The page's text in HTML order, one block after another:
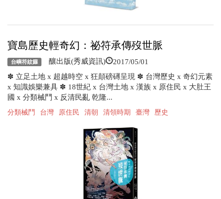
寶島歷史輕奇幻：祕符承傳歿世脈
台嶼符紋籙 釀出版(秀威資訊) 2017/05/01
✽ 立足土地 x 超越時空 x 狂顛磅礡呈現 ✽ 台灣歷史 x 奇幻元素
x 知識娛樂兼具 ✽ 18世紀 x 台灣土地 x 漢族 x 原住民 x 大肚王
國 x 分類械鬥 x 反清民亂 乾隆...
分類械鬥 台灣 原住民 清朝 清領時期 臺灣 歷史